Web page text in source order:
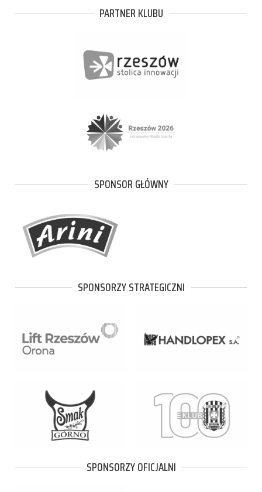
PARTNER KLUBU
SPONSOR GŁÓWNY
SPONSORZY STRATEGICZNI
SPONSORZY OFICJALNI